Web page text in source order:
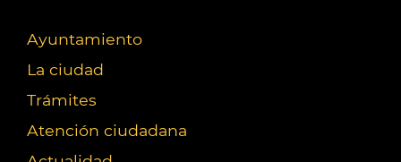
Ayuntamiento
La ciudad
Trámites
Atención ciudadana